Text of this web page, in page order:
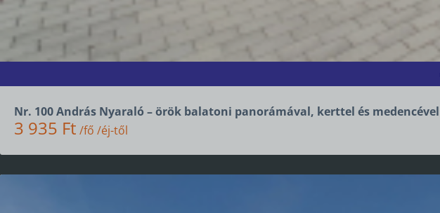
Nr. 100 András Nyaraló – örök balatoni panorámával, kerttel és medencével
3 935 Ft /fő /éj-től